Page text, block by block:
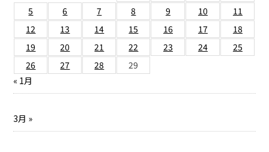
5
6 7 8 9 10
11
12
13 14 15 16 17
18
19
20 21 22 23 24
25
26
27 28
29
« 1月
3月 »